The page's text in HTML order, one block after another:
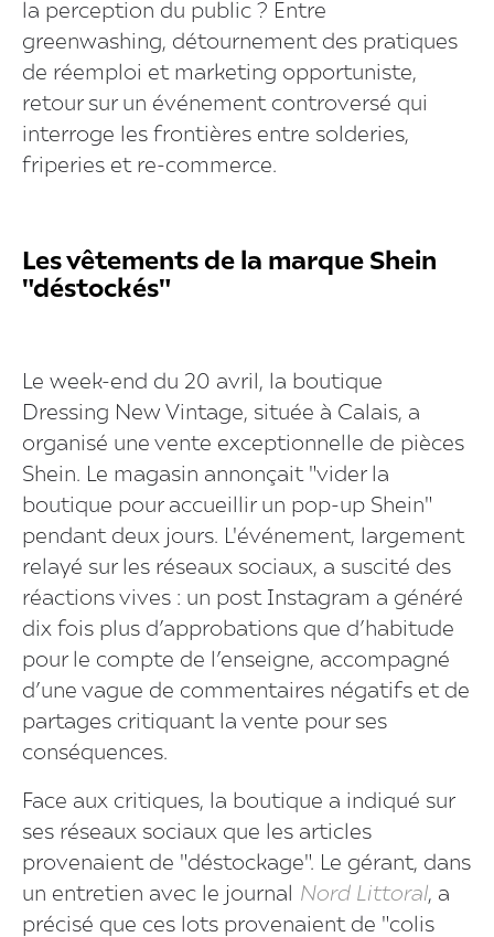
la perception du public ? Entre
greenwashing, détournement des pratiques
de réemploi et marketing opportuniste,
retour sur un événement controversé qui
interroge les frontières entre solderies,
friperies et re-commerce.
Les vêtements de la marque Shein
"déstockés"
Le week-end du 20 avril, la boutique
Dressing New Vintage, située à Calais, a
organisé une vente exceptionnelle de pièces
Shein. Le magasin annonçait "vider la
boutique pour accueillir un pop-up Shein"
pendant deux jours. L'événement, largement
relayé sur les réseaux sociaux, a suscité des
réactions vives : un post Instagram a généré
dix fois plus d’approbations que d’habitude
pour le compte de l’enseigne, accompagné
d’une vague de commentaires négatifs et de
partages critiquant la vente pour ses
conséquences.
Face aux critiques, la boutique a indiqué sur
ses réseaux sociaux que les articles
provenaient de "déstockage". Le gérant, dans
un entretien avec le journal
Nord Littoral, a
précisé que ces lots provenaient de "colis